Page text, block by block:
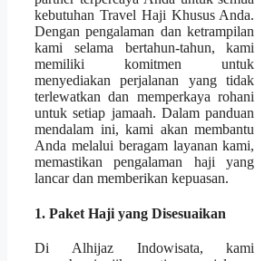
kebutuhan Travel Haji Khusus Anda.
Dengan pengalaman dan ketrampilan
kami selama bertahun-tahun, kami
memiliki komitmen untuk
menyediakan perjalanan yang tidak
terlewatkan dan memperkaya rohani
untuk setiap jamaah. Dalam panduan
mendalam ini, kami akan membantu
Anda melalui beragam layanan kami,
memastikan pengalaman haji yang
lancar dan memberikan kepuasan.
1. Paket Haji yang Disesuaikan
Di Alhijaz Indowisata, kami